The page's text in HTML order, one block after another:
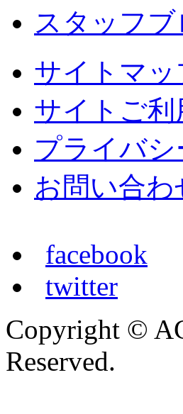
スタッフ
サイトマッ
サイトご
プライバ
お問い合わ
facebook
twitter
Copyright ©
Reserved.